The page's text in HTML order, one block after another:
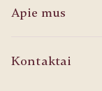
Apie mus
Kontaktai